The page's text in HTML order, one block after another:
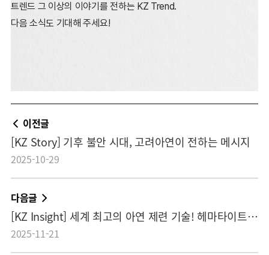
트렌드 그 이상의 이야기를 전하는 KZ Trend.
다음 소식도 기대해 주세요!
이전글
[KZ Story] 기후 불안 시대, 고려아연이 전하는 메시지
2025-10-29
다음글
[KZ Insight] 세계 최고의 아연 제련 기술! 헤마타이트 공정
2025-11-21